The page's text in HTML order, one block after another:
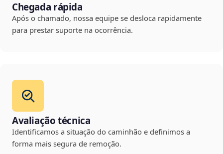
Chegada rápida
Após o chamado, nossa equipe se desloca rapidamente
para prestar suporte na ocorrência.
Avaliação técnica
Identificamos a situação do caminhão e definimos a
forma mais segura de remoção.